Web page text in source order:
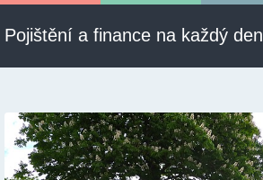
Pojištění a finance na každý den
Informace